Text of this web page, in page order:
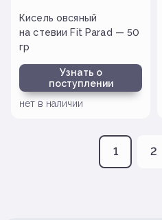
Кисель овсяный
на стевии Fit Parad — 50
гр
Узнать о
поступлении
нет в наличии
1 2